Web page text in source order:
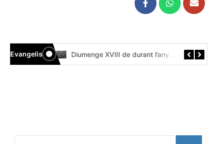
Evangelis Diumenge XIX de durant l’any // Mt 14,22-33 Còdex Beza Diumenge XVIII de durant l’any // Mt 14,13-21 Códice Beza